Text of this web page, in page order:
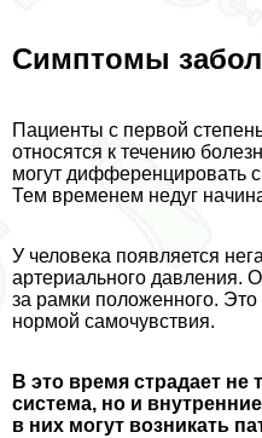
Симптомы
Пациенты с первой
относятся к течению
могут дифференцировать
Тем временем недуг
У человека появляется
артериального давления.
за рамки положенного.
нормой самочувствия.
В это время страдает не
система, но и
в них могут возникать